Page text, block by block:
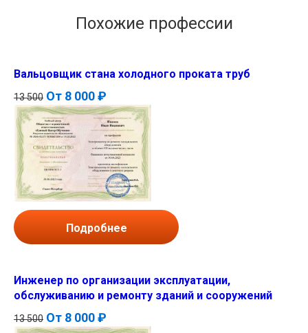
Похожие профессии
Вальцовщик стана холодного проката труб
13 500 От 8 000 ₽
Подробнее
Инженер по организации эксплуатации,
обслуживанию и ремонту зданий и сооружений
13 500 От 8 000 ₽